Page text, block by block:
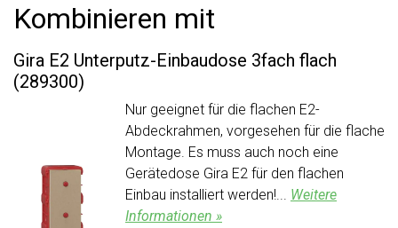
Kombinieren mit
Gira E2 Unterputz-Einbaudose 3fach flach
(289300)
Nur geeignet für die flachen E2-
Abdeckrahmen, vorgesehen für die flache
Montage. Es muss auch noch eine
Gerätedose Gira E2 für den flachen
Einbau installiert werden!... Weitere
Informationen »